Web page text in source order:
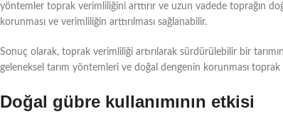
yöntemler toprak verimliliğini arttırır ve uzun vadede toprağın
korunması ve verimliliğin arttırılması sağlanabilir.
Sonuç olarak, toprak verimliliği artırılarak sürdürülebilir bir
geleneksel tarım yöntemleri ve doğal dengenin korunması
Doğal gübre kullanımının etkisi